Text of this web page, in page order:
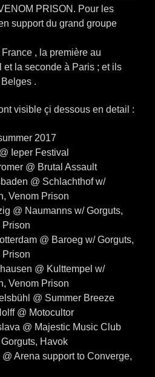
PRISON. Pour les
support du grand groupe
, la première au
et la seconde à Paris ; et ils
.
visible çi dessous en detail :
2017
Ieper Festival
@ Brutal Assault
@ Schlachthof w/
Venom Prison
@ Naumanns w/ Gorguts,
Prison
@ Baroeg w/ Gorguts,
Prison
@ Kulttempel w/
Venom Prison
@ Summer Breeze
@ Motocultor
@ Majestic Music Club
Havok
Arena support to Converge,